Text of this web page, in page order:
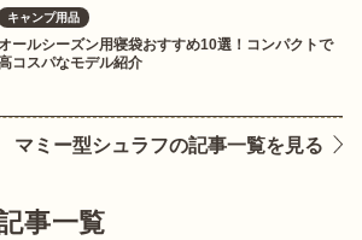
キャンプ用品
オールシーズン用寝袋おすすめ10選！コンパクトで
コスパなモデル紹介
マミー型シュラフの記事一覧を見る
事一覧